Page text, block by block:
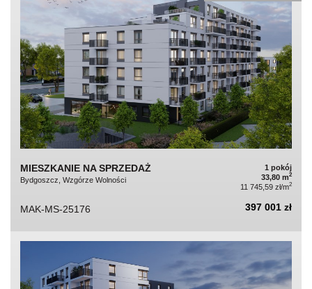
MIESZKANIE NA SPRZEDAŻ
Bydgoszcz, Wzgórze Wolności
1 pokój
33,80 m2
11 745,59 zł/m2
MAK-MS-25176 397 001 zł